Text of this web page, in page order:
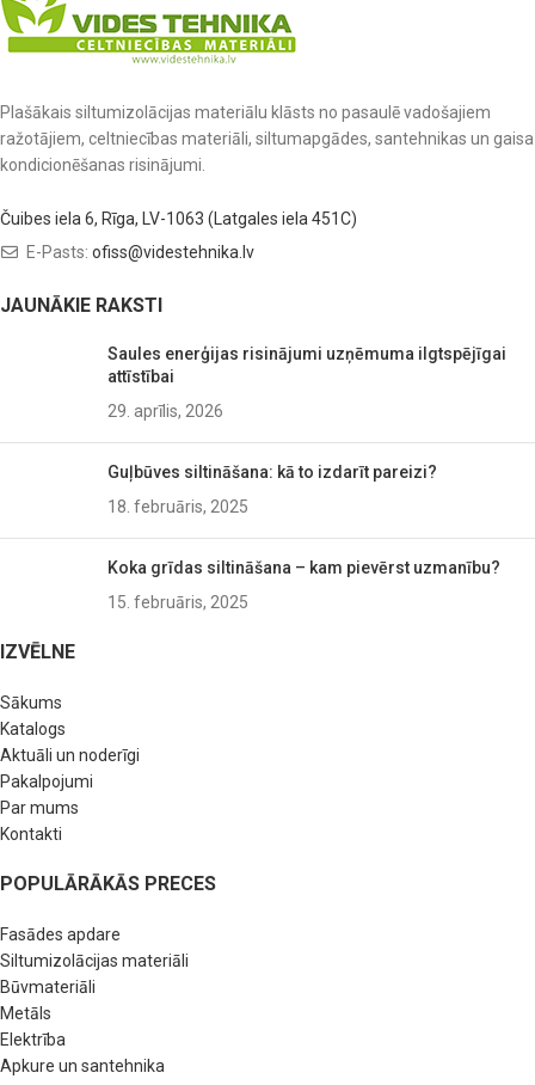
Plašākais siltumizolācijas materiālu klāsts no pasaulē vadošajiem
ražotājiem, celtniecības materiāli, siltumapgādes, santehnikas un gaisa
kondicionēšanas risinājumi.
Čuibes iela 6, Rīga, LV-1063 (Latgales iela 451C)
E-Pasts: ofiss@videstehnika.lv
JAUNĀKIE RAKSTI
Saules enerģijas risinājumi uzņēmuma ilgtspējīgai
attīstībai
29. aprīlis, 2026
Guļbūves siltināšana: kā to izdarīt pareizi?
18. februāris, 2025
Koka grīdas siltināšana – kam pievērst uzmanību?
15. februāris, 2025
IZVĒLNE
Sākums
Katalogs
Aktuāli un noderīgi
Pakalpojumi
Par mums
Kontakti
POPULĀRĀKĀS PRECES
Fasādes apdare
Siltumizolācijas materiāli
Būvmateriāli
Metāls
Elektrība
Apkure un santehnika